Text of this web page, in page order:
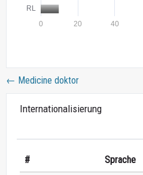
← Medicine doktor
Internationalisierung
# Sprache